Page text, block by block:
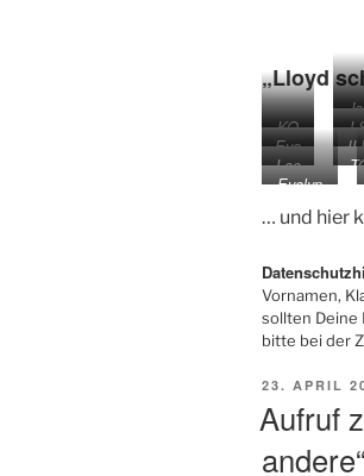
„Lloyd
KO
S
E
Eva
5c
Leo
nie
Q1
B
Evelyn
Q1
… und hier
Vornamen,
sollten Deine
bitte bei der
23. APRIL
Aufruf